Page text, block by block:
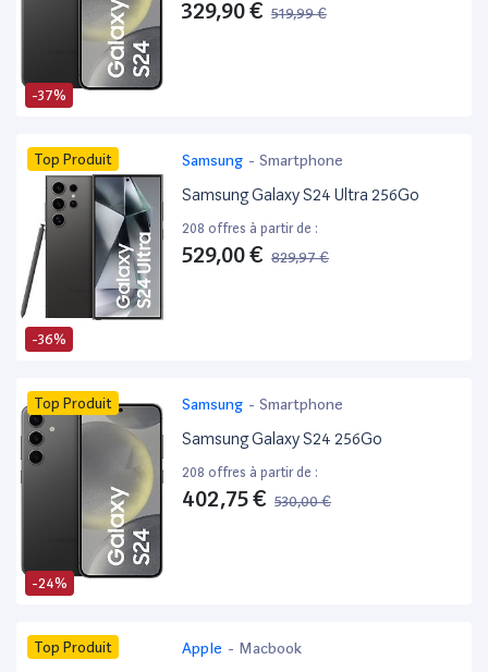
-37%
329,90 € 519,99 €
-36%
Top Produit Samsung - Smartphone
Samsung Galaxy S24 Ultra 256Go
208 offres à partir de :
529,00 € 829,97 €
-24%
Top Produit Samsung - Smartphone
Samsung Galaxy S24 256Go
208 offres à partir de :
402,75 € 530,00 €
Top Produit Apple - Macbook